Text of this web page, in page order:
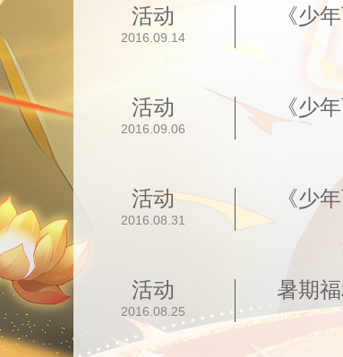
活动
2016.09.14
《少
活动
2016.09.06
《少
活动
2016.08.31
《少
活动
2016.08.25
暑期